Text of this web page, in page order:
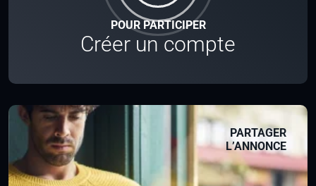
POUR PARTICIPER
Créer un compte
PARTAGER
L’ANNONCE